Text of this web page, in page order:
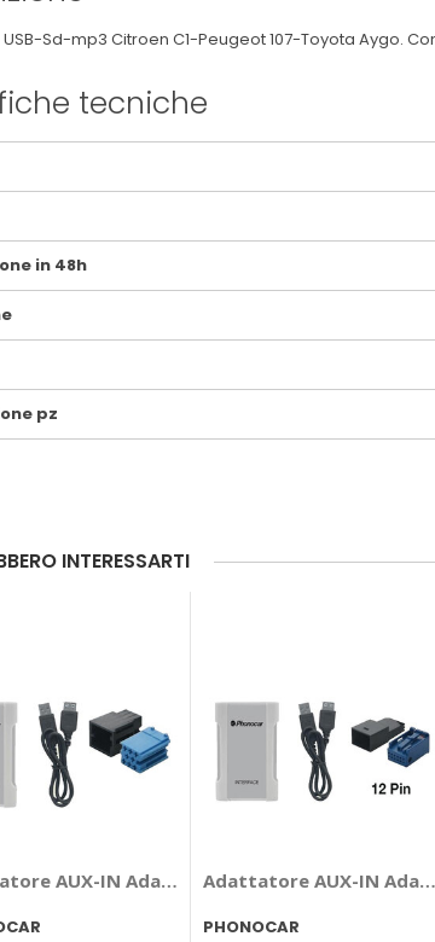
Sd-mp3 Citroen C1-Peugeot 107-Toyota Aygo.
tecniche
in 48h
pz
INTERESSARTI
AUX-IN Adattatore AUX-IN - PHONOCAR
Adattatore AUX-IN
PHONOCAR